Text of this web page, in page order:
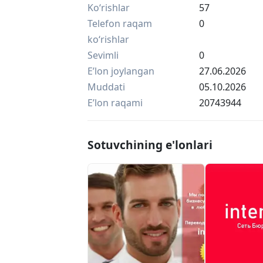
Поэтому мы можем гарантировать
язык.
Позвоните нам и мы с вами все
Мы на связи, трудимся 24/7,
Консультируем по апостилю и
Бюро переводов intertext
Ko‘rishlar
57
Telefon raqam
ko‘rishlar
0
Sevimli
0
Eʼlon joylangan
27.06.2026
Muddati
05.10.2026
Eʼlon raqami
20743944
Sotuvchining e'lonlari